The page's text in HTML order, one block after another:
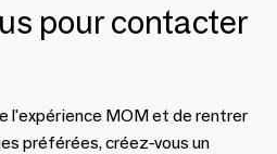
pour contacter
l'expérience MOM et de rentrer
préférées, créez-vous un